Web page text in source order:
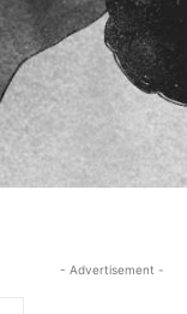
- Advertisement -